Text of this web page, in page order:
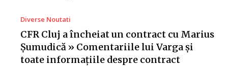
Diverse Noutati
CFR Cluj a încheiat un contract cu Marius
Șumudică » Comentariile lui Varga și
toate informațiile despre contract